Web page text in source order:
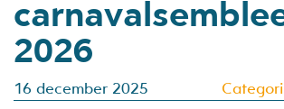
2026
16 december 2025